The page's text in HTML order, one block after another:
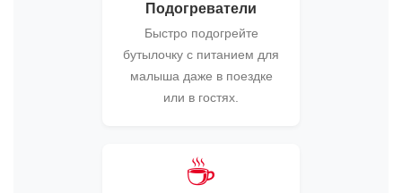
Подогреватели
Быстро подогрейте
бутылочку с питанием для
малыша даже в поездке
или в гостях.
☕